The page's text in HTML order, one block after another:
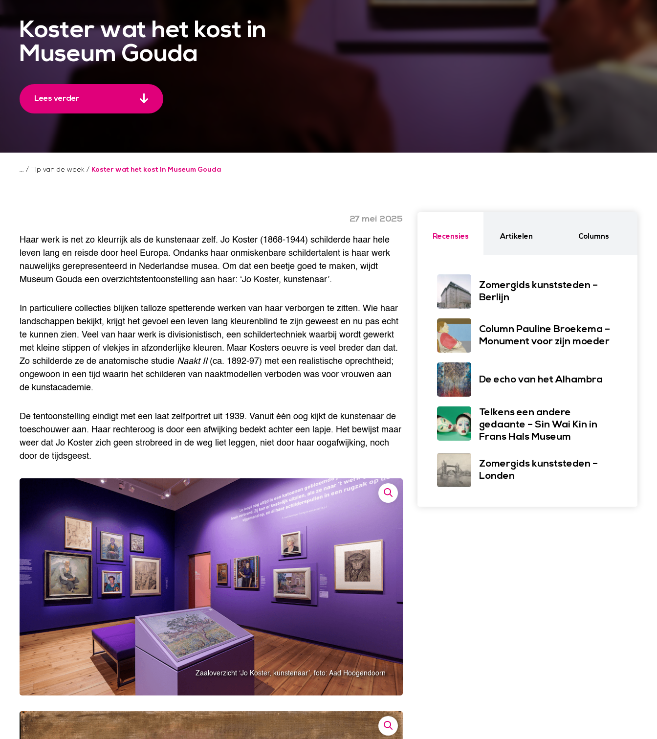
Koster wat het kost in
Museum Gouda
Lees verder
/ Tip van de week / Koster wat het kost in Museum Gouda
27 mei 2025
Haar werk is net zo kleurrijk als de kunstenaar zelf. Jo Koster (1868-1944) schilderde haar hele
leven lang en reisde door heel Europa. Ondanks haar onmiskenbare schildertalent is haar werk
nauwelijks gerepresenteerd in Nederlandse musea. Om dat een beetje goed te maken, wijdt
Museum Gouda een overzichtstentoonstelling aan haar: ‘Jo Koster, kunstenaar’.
In particuliere collecties blijken talloze spetterende werken van haar verborgen te zitten. Wie haar
landschappen bekijkt, krijgt het gevoel een leven lang kleurenblind te zijn geweest en nu pas echt
te kunnen zien. Veel van haar werk is divisionistisch, een schildertechniek waarbij wordt gewerkt
met kleine stippen of vlekjes in afzonderlijke kleuren. Maar Kosters oeuvre is veel breder dan dat.
Zo schilderde ze de anatomische studie Naakt II(ca. 1892-97) met een realistische oprechtheid;
ongewoon in een tijd waarin het schilderen van naaktmodellen verboden was voor vrouwen aan
de kunstacademie.
De tentoonstelling eindigt met een laat zelfportret uit 1939. Vanuit één oog kijkt de kunstenaar de
toeschouwer aan. Haar rechteroog is door een afwijking bedekt achter een lapje. Het bewijst maar
weer dat Jo Koster zich geen strobreed in de weg liet leggen, niet door haar oogafwijking, noch
door de tijdsgeest.
Zaaloverzicht ‘Jo Koster, kunstenaar’, foto: Aad Hoogendoorn
Recensies Artikelen Columns
Zomergids kunststeden –
Berlijn
Column Pauline Broekema –
Monument voor zijn moeder
De echo van het Alhambra
Telkens een andere
gedaante – Sin Wai Kin in
Frans Hals Museum
Zomergids kunststeden –
Londen